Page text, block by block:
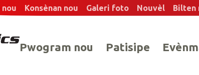
Pwogram nou Patisipe
Konsènan nou Galeri foto Nouvèl Bilten